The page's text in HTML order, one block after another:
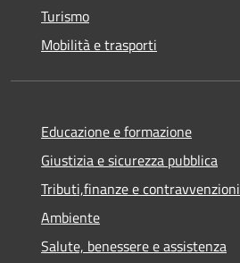
Turismo
Mobilità e trasporti
Educazione e formazione
Giustizia e sicurezza pubblica
Tributi,finanze e contravvenzioni
Ambiente
Salute, benessere e assistenza